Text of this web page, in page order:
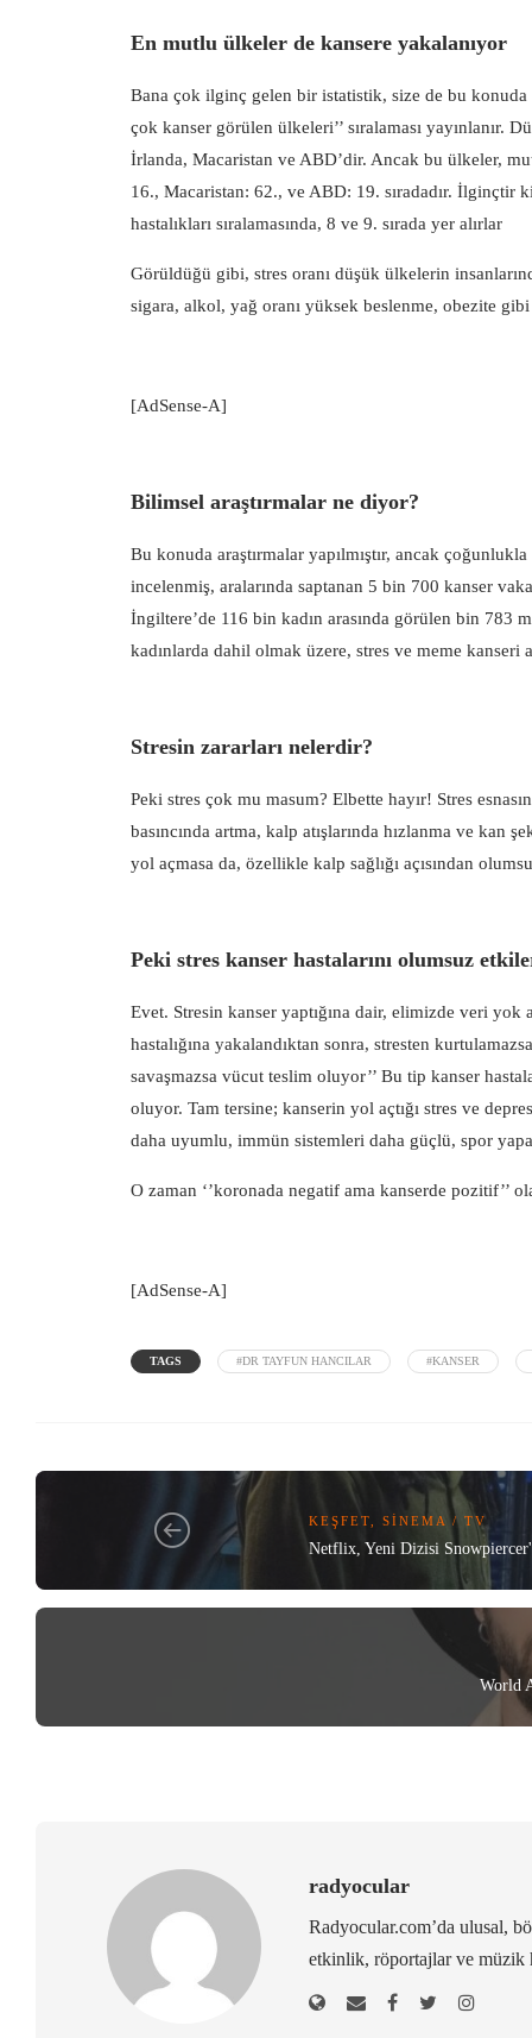
En mutlu ülkeler de kansere yakalanıyor
Bana çok ilginç gelen bir istatistik, size de bu konuda
çok kanser görülen ülkeleri’’ sıralaması yayınlanır.
İrlanda, Macaristan ve ABD’dir. Ancak bu ülkeler,
16., Macaristan: 62., ve ABD: 19. sıradadır. İlginçtir
hastalıkları sıralamasında, 8 ve 9. sırada yer alırlar
Görüldüğü gibi, stres oranı düşük ülkelerin
sigara, alkol, yağ oranı yüksek beslenme, obezite gibi
[AdSense-A]
Bilimsel araştırmalar ne diyor?
Bu konuda araştırmalar yapılmıştır, ancak
incelenmiş, aralarında saptanan 5 bin 700 kanser
İngiltere’de 116 bin kadın arasında görülen bin 783
kadınlarda dahil olmak üzere, stres ve meme kanseri
Stresin zararları nelerdir?
Peki stres çok mu masum? Elbette hayır! Stres
basıncında artma, kalp atışlarında hızlanma ve
yol açmasa da, özellikle kalp sağlığı açısından
Peki stres kanser hastalarını olumsuz
Evet. Stresin kanser yaptığına dair, elimizde veri yok
hastalığına yakalandıktan sonra, stresten
savaşmazsa vücut teslim oluyor’’ Bu tip kanser
oluyor. Tam tersine; kanserin yol açtığı stres ve
daha uyumlu, immün sistemleri daha güçlü, spor
O zaman ‘’koronada negatif ama kanserde pozitif’’
[AdSense-A]
TAGS #DR TAYFUN HANCILAR #KANSER
KEŞFET SINEMA / TV
Netflix, Yeni Dizisi
World
radyocular
Radyocular.com’da ulusal,
etkinlik, röportajlar ve müzik